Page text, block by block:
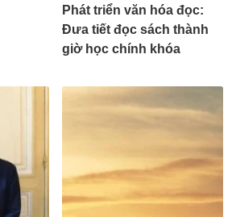
Phát triển văn hóa đọc:
Đưa tiết đọc sách thành
giờ học chính khóa